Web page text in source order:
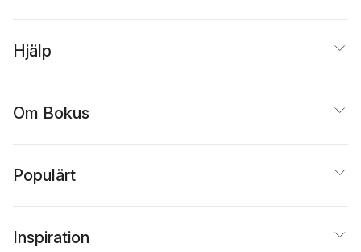
Hjälp
Om Bokus
Populärt
Inspiration